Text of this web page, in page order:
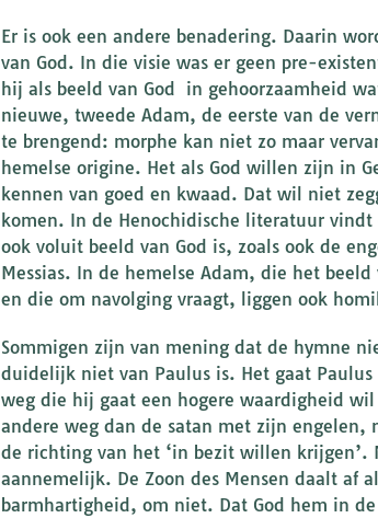
Er is ook een andere benadering. Daarin
van God. In die visie was er geen pre-
hij als beeld van God in gehoorzaamheid
nieuwe, tweede Adam, de eerste van de
te brengend: morphe kan niet zo maar
hemelse origine. Het als God willen zijn in
kennen van goed en kwaad. Dat wil niet
komen. In de Henochidische literatuur
ook voluit beeld van God is, zoals ook de
Messias. In de hemelse Adam, die het
en die om navolging vraagt, liggen ook
Sommigen zijn van mening dat de hymne
duidelijk niet van Paulus is. Het gaat
weg die hij gaat een hogere waardigheid
andere weg dan de satan met zijn
de richting van het ‘in bezit willen
aannemelijk. De Zoon des Mensen daalt af
barmhartigheid, om niet. Dat God hem in